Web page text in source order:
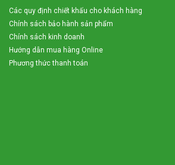
với tính năng chuyên dụng băm nhỏ các
bóc cho năng suất cao giúp các nhà máy,
dụng thu gom được tối đa nguồn phế phụ
nguyên liệu đầu vào trong sản xuất gỗ ép,
mang lại lợi nhuận cao đồng thời góp
Các quy định chiết khấu cho khách hàng
Chính sách bảo hành sản phẩm
Chính sách kinh doanh
Hướng dẫn mua hàng Online
Phương thức thanh toán